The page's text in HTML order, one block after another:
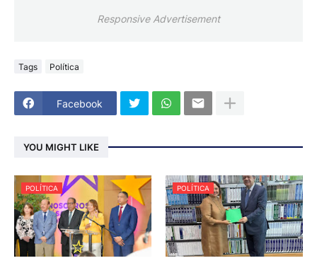
Responsive Advertisement
Tags Política
Facebook
YOU MIGHT LIKE
POLÍTICA POLÍTICA